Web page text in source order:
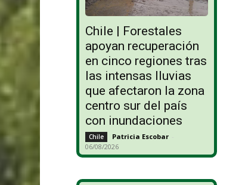
Chile | Forestales
apoyan recuperación
en cinco regiones tras
las intensas lluvias
que afectaron la zona
centro sur del país
con inundaciones
Chile Patricia Escobar -
06/08/2026